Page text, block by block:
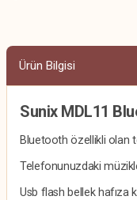
Ürün Bilgisi
Sunix MDL11
Bluetooth özellikli olan
Telefonunuzdaki
Usb flash bellek hafıza